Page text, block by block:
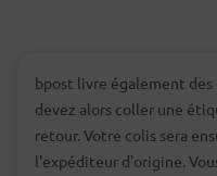
bpost livre également des
devez alors coller une
retour. Votre colis sera
l'expéditeur d'origine.